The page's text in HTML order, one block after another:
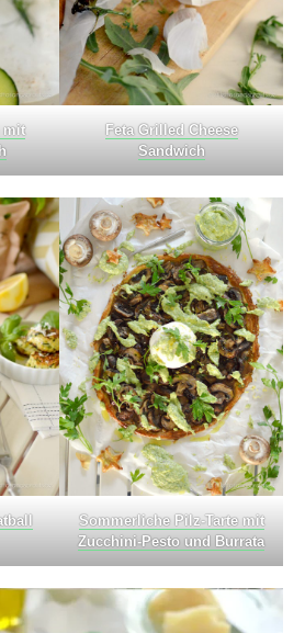
mit
Feta Grilled Cheese
Sandwich
Sommerliche Pilz-Tarte mit
Zucchini-Pesto und Burrata